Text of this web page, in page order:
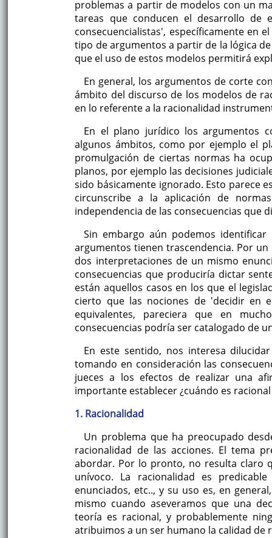
problemas a partir de modelos con un
tareas que conducen el desarrollo de
consecuencialistas', específicamente en
tipo de argumentos a partir de la lógica
que el uso de estos modelos permitirá
En general, los argumentos de corte
ámbito del discurso de los modelos de
en lo referente a la racionalidad
En el plano jurídico los argumentos
algunos ámbitos, como por ejemplo el
promulgación de ciertas normas ha
planos, por ejemplo las decisiones
sido básicamente ignorado. Esto parece
circunscribe a la aplicación de
independencia de las consecuencias que
Sin embargo aún podemos
argumentos tienen trascendencia. Por
dos interpretaciones de un mismo
consecuencias que produciría dictar
están aquellos casos en los que el
cierto que las nociones de 'decidir en
equivalentes, pareciera que en
consecuencias podría ser catalogado de
En este sentido, nos interesa
tomando en consideración las
jueces a los efectos de realizar una
importante establecer ¿cuándo es
1. Racionalidad
Un problema que ha preocupado
racionalidad de las acciones. El tema
abordar. Por lo pronto, no resulta claro
unívoco. La racionalidad es
enunciados, etc.., y su uso es, en
mismo cuando aseveramos que una
teoría es racional, y probablemente
atribuimos a un ser humano la calidad de